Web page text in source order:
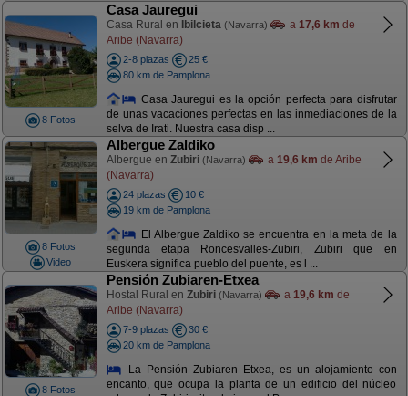
8 Fotos
Casa Jauregui
Casa Rural en Ibilcieta (Navarra) a 17,6 km de
Aribe (Navarra)
2-8 plazas
25 €
80 km de Pamplona
Casa Jauregui es la opción perfecta para disfrutar
de unas vacaciones perfectas en las inmediaciones de la
selva de Irati. Nuestra casa disp ...
8 Fotos
Video
Albergue Zaldiko
Albergue en Zubiri (Navarra) a 19,6 km de Aribe
(Navarra)
24 plazas
10 €
19 km de Pamplona
El Albergue Zaldiko se encuentra en la meta de la
segunda etapa Roncesvalles-Zubiri, Zubiri que en
Euskera significa pueblo del puente, es l ...
8 Fotos
Pensión Zubiaren-Etxea
Hostal Rural en Zubiri (Navarra) a 19,6 km de
Aribe (Navarra)
7-9 plazas
30 €
20 km de Pamplona
La Pensión Zubiaren Etxea, es un alojamiento con
encanto, que ocupa la planta de un edificio del núcleo